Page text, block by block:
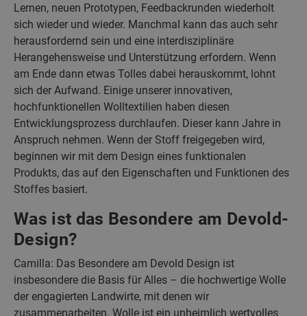
Lernen, neuen Prototypen, Feedbackrunden wiederholt
sich wieder und wieder. Manchmal kann das auch sehr
herausfordernd sein und eine interdisziplinäre
Herangehensweise und Unterstützung erfordern. Wenn
am Ende dann etwas Tolles dabei herauskommt, lohnt
sich der Aufwand. Einige unserer innovativen,
hochfunktionellen Wolltextilien haben diesen
Entwicklungsprozess durchlaufen. Dieser kann Jahre in
Anspruch nehmen. Wenn der Stoff freigegeben wird,
beginnen wir mit dem Design eines funktionalen
Produkts, das auf den Eigenschaften und Funktionen des
Stoffes basiert.
Was ist das Besondere am Devold-
Design?
Camilla: Das Besondere am Devold Design ist
insbesondere die Basis für Alles – die hochwertige Wolle
der engagierten Landwirte, mit denen wir
zusammenarbeiten. Wolle ist ein unheimlich wertvolles